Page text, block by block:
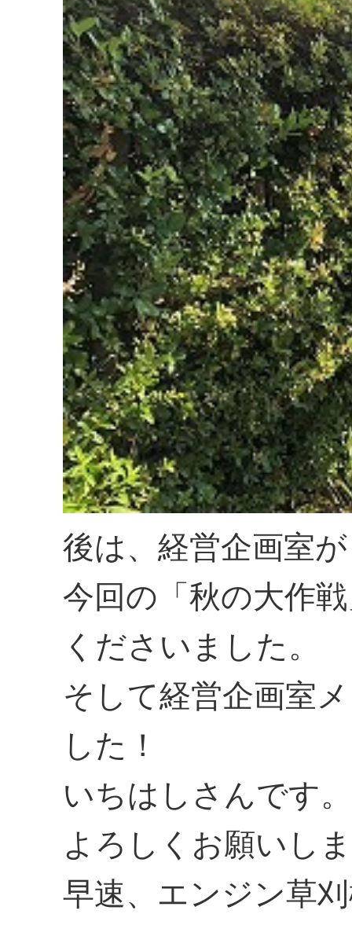
後は、経営企画室
今回の「秋の大作
くださいました。
そして経営企画室
した！
いちはしさんです。
よろしくお願いし
早速、エンジン草